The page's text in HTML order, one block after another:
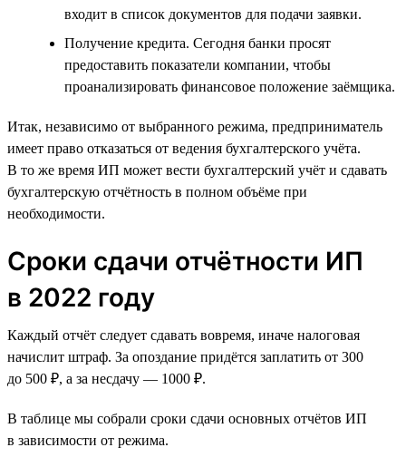
входит в список документов для подачи заявки.
Получение кредита. Сегодня банки просят
предоставить показатели компании, чтобы
проанализировать финансовое положение заёмщика.
Итак, независимо от выбранного режима, предприниматель
имеет право отказаться от ведения бухгалтерского учёта.
В то же время ИП может вести бухгалтерский учёт и сдавать
бухгалтерскую отчётность в полном объёме при
необходимости.
Сроки сдачи отчётности ИП
в 2022 году
Каждый отчёт следует сдавать вовремя, иначе налоговая
начислит штраф. За опоздание придётся заплатить от 300
до 500 ₽, а за несдачу — 1000 ₽.
В таблице мы собрали сроки сдачи основных отчётов ИП
в зависимости от режима.